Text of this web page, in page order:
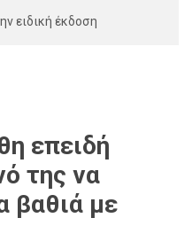
ειδική έκδοση
επειδή
της να
βαθιά με